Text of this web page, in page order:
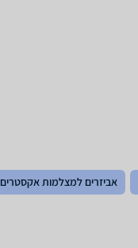
אביזרים למצלמות אקסטרים